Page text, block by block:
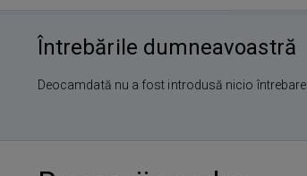
Întrebările dumneavoastră
Deocamdată nu a fost introdusă nicio întrebare.